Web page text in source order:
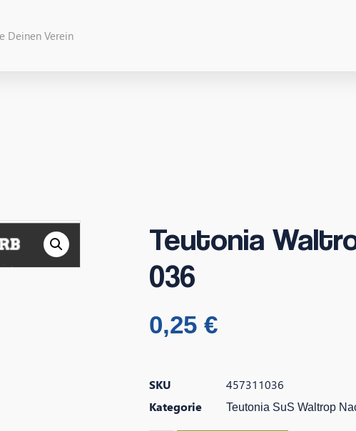
Teutonia
036
0,25 €
SKU
457311036
Kategorie
Teutonia SuS Waltrop